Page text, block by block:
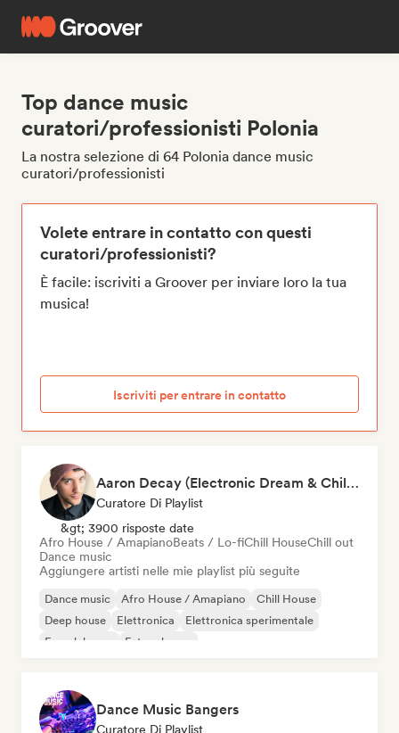
Top dance music
curatori/professionisti Polonia
La nostra selezione di 64 Polonia dance music
curatori/professionisti
Volete entrare in contatto con questi
curatori/professionisti?
È facile: iscriviti a Groover per inviare loro la tua
musica!
Iscriviti per entrare in contatto
Aaron Decay (Electronic Dream & Chill Electronic Dream playlists)
Curatore Di Playlist
&gt; 3900 risposte date
Afro House / AmapianoBeats / Lo-fiChill HouseChill out
Dance music
Aggiungere artisti nelle mie playlist più seguite
Dance music Afro House / Amapiano
Chill House
Deep house
Elettronica
Elettronica sperimentale
French house
Future house
Dance Music Bangers
Curatore Di Playlist